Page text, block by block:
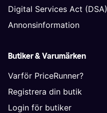
Digital Services Act (DSA)
Annonsinformation
Butiker & Varumärken
Varför PriceRunner?
Registrera din butik
Login för butiker